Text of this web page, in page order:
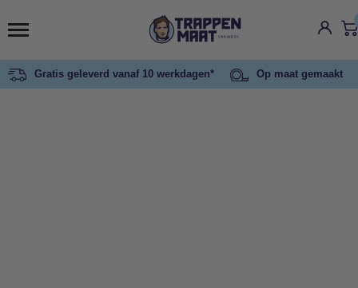
Gratis geleverd vanaf 10 werkdagen* Op maat gemaakt